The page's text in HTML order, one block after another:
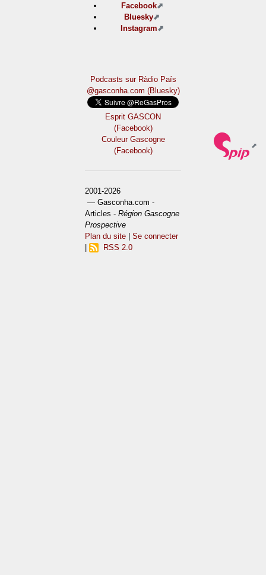
Facebook
Bluesky
Instagram
Podcasts sur Ràdio País
@gasconha.com (Bluesky)
Esprit GASCON
(Facebook)
Couleur Gascogne
(Facebook)
2001-2026
— Gasconha.com -
Articles -Région Gascogne
Prospective
Plan du site |Se connecter
RSS 2.0